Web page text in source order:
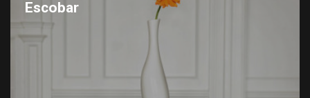
Escobar